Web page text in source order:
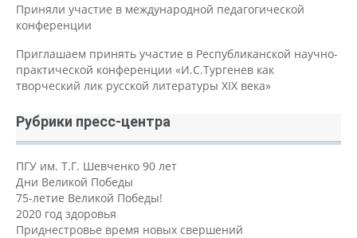
Приняли участие в международной педагогической
конференции
Приглашаем принять участие в Республиканской научно-
практической конференции «И.С.Тургенев как
творческий лик русской литературы XIX века»
Рубрики пресс-центра
ПГУ им. Т.Г. Шевченко 90 лет
Дни Великой Победы
75-летие Великой Победы!
2020 год здоровья
Приднестровье время новых свершений